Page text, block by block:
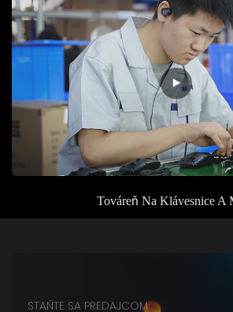
Továreň Na Klávesnice A
STAŇTE SA PREDAJCOM